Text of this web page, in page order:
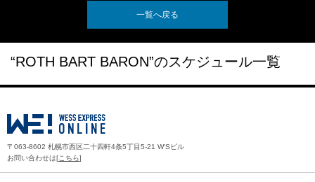
一覧へ戻る
“ROTH BART BARON”のスケジュール一覧
〒063-8602 札幌市西区二十四軒4条5丁目5-21 W'Sビル
お問い合わせは[こちら]